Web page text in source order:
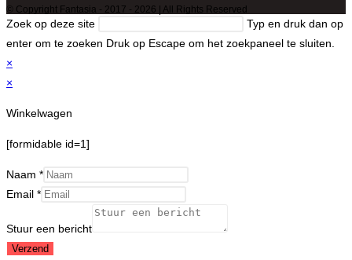
© Copyright Fantasia - 2017 - 2026 | All Rights Reserved
Zoek op deze site
Typ en druk dan op
enter om te zoeken Druk op Escape om het zoekpaneel te sluiten.
×
×
Winkelwagen
[formidable id=1]
Naam *
Email *
Stuur een bericht
Verzend